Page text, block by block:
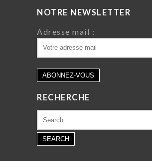
NOTRE NEWSLETTER
Adresse mail :
RECHERCHE
for: